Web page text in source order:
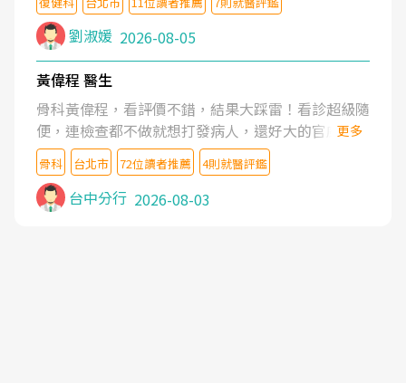
沒有用,後來連吃到嗎啡類止痛藥都效果有限,只是壓
症狀,沒多久就痛起來,多年失眠嚴重影響生活品質.
台灣親友介紹忠孝醫院杜育才主任是頸頭症候群專
家,上網搜尋杜主任相關文章新聞跟網路評價之後,下
定決心飛回台北找杜醫師診治. 杜主任的乾針跟增生
治療真的很厲害,第一次乾針就覺得整個肩頸鬆開,回
家特別好睡,經過幾次治療,長年頑疾已經好了大半,杜
主任除了打針超厲害,還會一直交代要改善姿勢跟好
好做運動,看診態度親切溫暖,真的是不可多得的良醫,
大力推荐!
劉淑媛 2026-08-05
黃偉程 醫生
骨科黃偉程，看評價不錯，結果大踩雷！看診超級隨
便，連檢查都不做就想打發病人，還好大的官威 ...
想詢問病情還被陰陽怪氣嘲諷一番。可能好評帶來的
大頭症，變得自負不尊重病人。醫術也不行，畢竟連
檢查都懶得做，治療會有用才怪。大家避雷吧！
更多
骨科 台北市 72位讀者推薦 4則就醫評鑑
台中分行 2026-08-03